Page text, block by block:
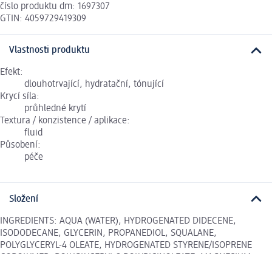
číslo produktu dm: 1697307
GTIN: 4059729419309
Vlastnosti produktu
Efekt:
dlouhotrvající, hydratační, tónující
Krycí síla:
průhledné krytí
Textura / konzistence / aplikace:
fluid
Působení:
péče
Složení
INGREDIENTS: AQUA (WATER), HYDROGENATED DIDECENE,
ISODODECANE, GLYCERIN, PROPANEDIOL, SQUALANE,
POLYGLYCERYL-4 OLEATE, HYDROGENATED STYRENE/ISOPRENE